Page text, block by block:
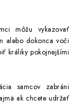
môžu vykazovať
alebo dokonca voči
králiky pokojnejšími
samcov zabráni
ak chcete udržať